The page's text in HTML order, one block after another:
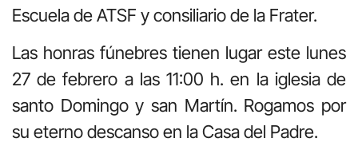
Escuela de ATSF y consiliario de la Frater.
Las honras fúnebres tienen lugar este lunes
27 de febrero a las 11:00 h. en la iglesia de
santo Domingo y san Martín. Rogamos por
su eterno descanso en la Casa del Padre.